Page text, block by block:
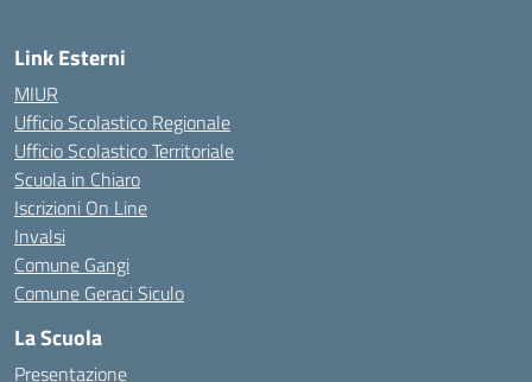
Link Esterni
MIUR
Ufficio Scolastico Regionale
Ufficio Scolastico Territoriale
Scuola in Chiaro
Iscrizioni On Line
Invalsi
Comune Gangi
Comune Geraci Siculo
La Scuola
Presentazione